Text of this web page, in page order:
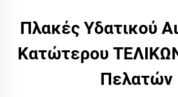
Πλακές Υδατικού
Κατώτερου
Πελατών